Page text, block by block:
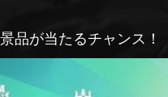
品が当たるチャンス！